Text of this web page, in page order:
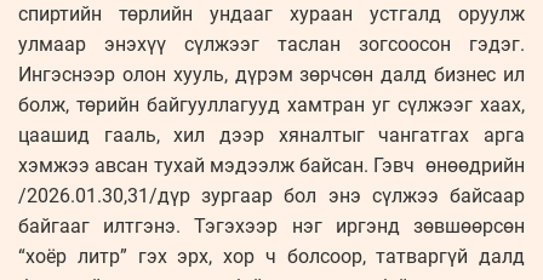
спиртийн төрлийн ундааг хураан устгалд оруулж
улмаар энэхүү сүлжээг таслан зогсоосон гэдэг.
Ингэснээр олон хууль, дүрэм зөрчсөн далд бизнес ил
болж, төрийн байгууллагууд хамтран уг сүлжээг хаах,
цаашид гааль, хил дээр хяналтыг чангатгах арга
хэмжээ авсан тухай мэдээлж байсан. Гэвч өнөөдрийн
/2026.01.30,31/дүр зургаар бол энэ сүлжээ байсаар
байгааг илтгэнэ. Тэгэхээр нэг иргэнд зөвшөөрсөн
“хоёр литр” гэх эрх, хор ч болсоор, татваргүй далд